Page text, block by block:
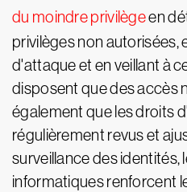
du moindre privilègeen
privilèges non autorisées,
d'attaque et en veillant à
disposent que des accès
également que les droits
régulièrement revus et
surveillance des identités,
informatiques renforcent